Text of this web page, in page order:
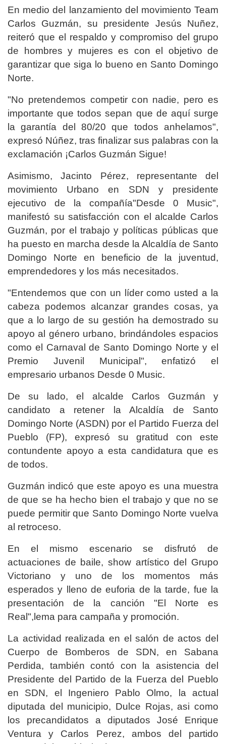
En medio del lanzamiento del movimiento Team
Carlos Guzmán, su presidente Jesús Nuñez,
reiteró que el respaldo y compromiso del grupo
de hombres y mujeres es con el objetivo de
garantizar que siga lo bueno en Santo Domingo
Norte.
"No pretendemos competir con nadie, pero es
importante que todos sepan que de aquí surge
la garantía del 80/20 que todos anhelamos",
expresó Núñez, tras finalizar sus palabras con la
exclamación ¡Carlos Guzmán Sigue!
Asimismo, Jacinto Pérez, representante del
movimiento Urbano en SDN y presidente
ejecutivo de la compañía"Desde 0 Music",
manifestó su satisfacción con el alcalde Carlos
Guzmán, por el trabajo y políticas públicas que
ha puesto en marcha desde la Alcaldía de Santo
Domingo Norte en beneficio de la juventud,
emprendedores y los más necesitados.
"Entendemos que con un líder como usted a la
cabeza podemos alcanzar grandes cosas, ya
que a lo largo de su gestión ha demostrado su
apoyo al género urbano, brindándoles espacios
como el Carnaval de Santo Domingo Norte y el
Premio Juvenil Municipal", enfatizó el
empresario urbanos Desde 0 Music.
De su lado, el alcalde Carlos Guzmán y
candidato a retener la Alcaldía de Santo
Domingo Norte (ASDN) por el Partido Fuerza del
Pueblo (FP), expresó su gratitud con este
contundente apoyo a esta candidatura que es
de todos.
Guzmán indicó que este apoyo es una muestra
de que se ha hecho bien el trabajo y que no se
puede permitir que Santo Domingo Norte vuelva
al retroceso.
En el mismo escenario se disfrutó de
actuaciones de baile, show artístico del Grupo
Victoriano y uno de los momentos más
esperados y lleno de euforia de la tarde, fue la
presentación de la canción "El Norte es
Real",lema para campaña y promoción.
La actividad realizada en el salón de actos del
Cuerpo de Bomberos de SDN, en Sabana
Perdida, también contó con la asistencia del
Presidente del Partido de la Fuerza del Pueblo
en SDN, el Ingeniero Pablo Olmo, la actual
diputada del municipio, Dulce Rojas, asi como
los precandidatos a diputados José Enrique
Ventura y Carlos Perez, ambos del partido